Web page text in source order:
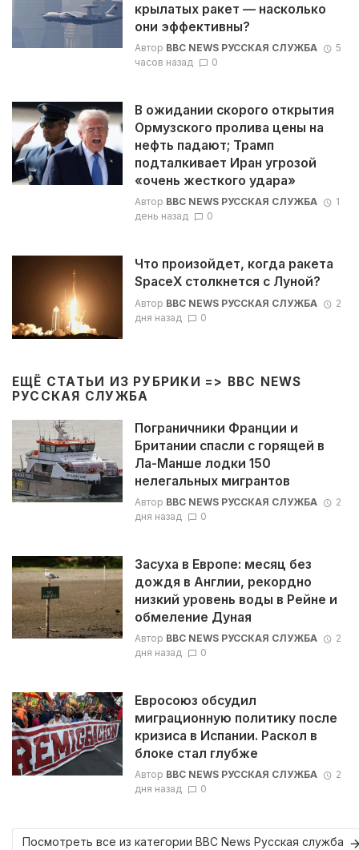
крылатых ракет — насколько
они эффективны?
Автор BBC NEWS РУССКАЯ СЛУЖБА
5
часов назад
0
В ожидании скорого открытия
Ормузского пролива цены на
нефть падают; Трамп
подталкивает Иран угрозой
«очень жесткого удара»
Автор BBC NEWS РУССКАЯ СЛУЖБА
1
день назад
0
Что произойдет, когда ракета
SpaceX столкнется с Луной?
Автор BBC NEWS РУССКАЯ СЛУЖБА
2
дня назад
0
ЕЩЁ СТАТЬИ ИЗ РУБРИКИ => BBC NEWS
РУССКАЯ СЛУЖБА
Пограничники Франции и
Британии спасли с горящей в
Ла-Манше лодки 150
нелегальных мигрантов
Автор BBC NEWS РУССКАЯ СЛУЖБА
2
дня назад
0
Засуха в Европе: месяц без
дождя в Англии, рекордно
низкий уровень воды в Рейне и
обмеление Дуная
Автор BBC NEWS РУССКАЯ СЛУЖБА
2
дня назад
0
Евросоюз обсудил
миграционную политику после
кризиса в Испании. Раскол в
блоке стал глубже
Автор BBC NEWS РУССКАЯ СЛУЖБА
2
дня назад
0
Посмотреть все из категории BBC News Русская служба